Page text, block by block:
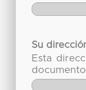
Su
Esta